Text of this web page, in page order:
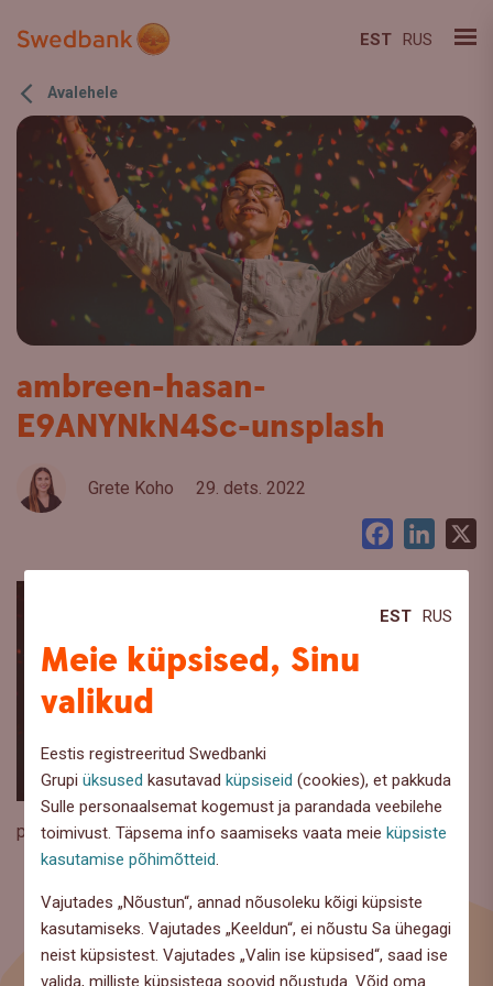
EST RUS
Meie küpsised, Sinu
valikud
Eestis registreeritud Swedbanki
Grupiüksused kasutavadküpsiseid (cookies), et pakkuda
Sulle personaalsemat kogemust ja parandada veebilehe
toimivust. Täpsema info saamiseks vaata meieküpsiste
kasutamise põhimõtteid.
Vajutades „Nõustun“, annad nõusoleku kõigi küpsiste
kasutamiseks. Vajutades „Keeldun“, ei nõustu Sa ühegagi
neist küpsistest. Vajutades „Valin ise küpsised“, saad ise
valida, milliste küpsistega soovid nõustuda. Võid oma
EST RUS
Avalehele
ambreen-hasan-
E9ANYNkN4Sc-unsplash
Grete Koho 29. dets. 2022
Facebook
poiss rõõmustab